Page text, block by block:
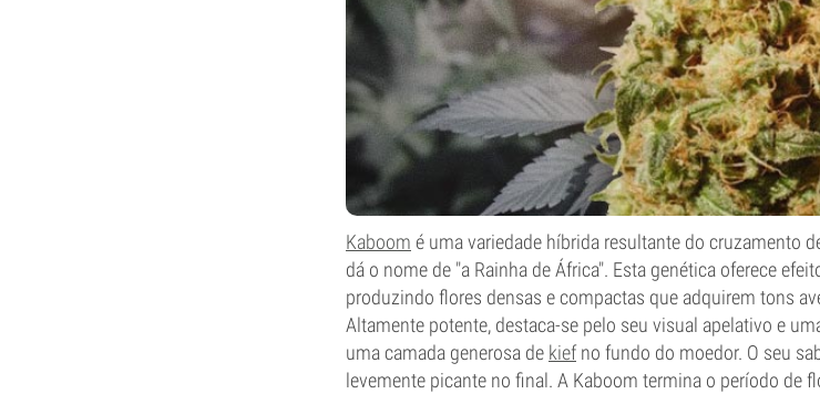
Kaboom é uma variedade híbrida resultante do cruzamento
dá o nome de "a Rainha de África". Esta genética oferece
produzindo flores densas e compactas que adquirem tons
Altamente potente, destaca-se pelo seu visual apelativo e
uma camada generosa de kiefno fundo do moedor. O seu
levemente picante no final. A Kaboom termina o período de